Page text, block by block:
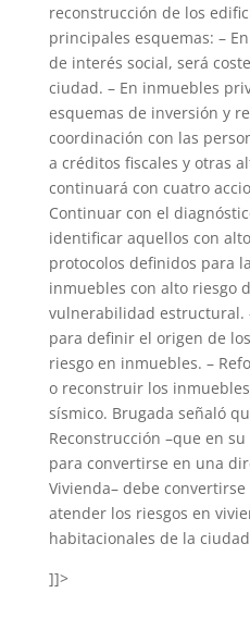
reconstrucción de los
principales esquemas: –
de interés social, será
ciudad. – En inmuebles
esquemas de inversión y
coordinación con las
a créditos fiscales y otras
continuará con cuatro
Continuar con el
identificar aquellos con
protocolos definidos para
inmuebles con alto riesgo
vulnerabilidad estructural.
para definir el origen de
riesgo en inmuebles. –
o reconstruir los
sísmico. Brugada señaló
Reconstrucción –que en
para convertirse en una
Vivienda– debe
atender los riesgos en
habitacionales de la
]]>